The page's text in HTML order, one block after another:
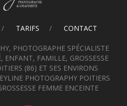
TARIFS CONTACT
PHOTOGRAPHE SPÉCIALISTE
ENFANT, FAMILLE, GROSSESSE
(86) ET SES ENVIRONS
PHOTOGRAPHY POITIERS
FEMME ENCEINTE